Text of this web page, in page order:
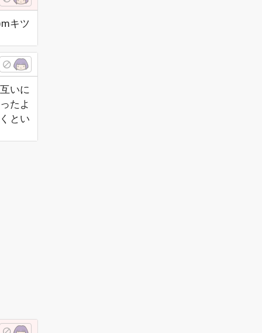
キツ
いに
たよ
とい